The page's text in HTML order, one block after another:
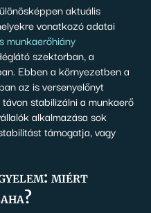
aktuális
vonatkozó adatai
munkaerőhiány
szektorban, a
Ebben a környezetben a
az is versenyelőnyt
stabilizálni a munkaerő
alkalmazása sok
támogatja, vagy
miért